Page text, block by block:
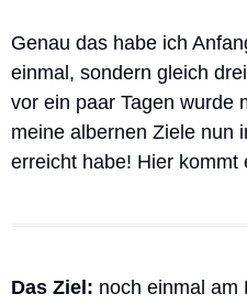
Genau das habe ich
einmal, sondern gleich
vor ein paar Tagen wurde
meine albernen Ziele nun
erreicht habe! Hier kommt
Das Ziel: noch einmal am